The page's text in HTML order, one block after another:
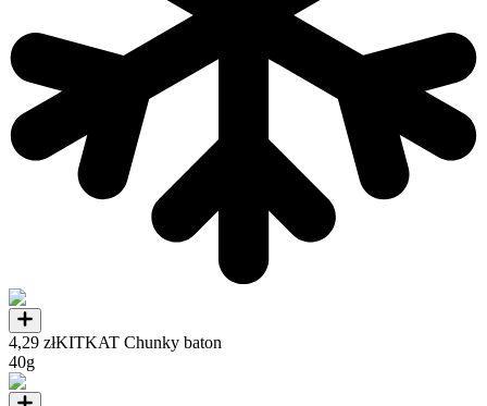
4,29 złKITKAT Chunky baton
40g